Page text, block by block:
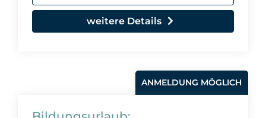
weitere Details
ANMELDUNG MÖGLICH